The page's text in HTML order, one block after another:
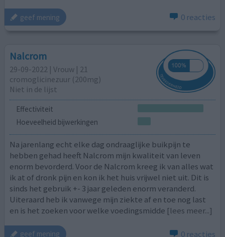
geef mening 0 reacties
Nalcrom
29-09-2022 | Vrouw | 21
cromoglicinezuur (200mg)
Niet in de lijst
Effectiviteit
Hoeveelheid bijwerkingen
Na jarenlang echt elke dag ondraaglijke buikpijn te
hebben gehad heeft Nalcrom mijn kwaliteit van leven
enorm bevorderd. Voor de Nalcrom kreeg ik van alles wat
ik at of dronk pijn en kon ik het huis vrijwel niet uit. Dit is
sinds het gebruik +- 3 jaar geleden enorm veranderd.
Uiteraard heb ik vanwege mijn ziekte af en toe nog last
en is het zoeken voor welke voedingsmidde [lees meer...]
geef mening 0 reacties